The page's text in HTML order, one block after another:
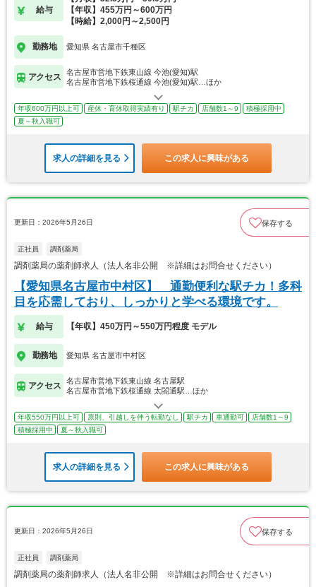
給与
【年収】455万円～600万円
【時給】2,000円～2,500円
勤務地 愛知県 名古屋市千種区
アクセス
名古屋市営地下鉄東山線 今池(愛知)駅
名古屋市営地下鉄桜通線 今池(愛知)駅…ほか
年収600万円以上可 産休・育休取得実績有り 駅チカ 店舗数1～9
積極採用中
夏～秋入職可
求人の詳細を見る この求人に興味がある
更新日：2026年5月26日 保存する
正社員 調剤薬局
調剤薬局の薬剤師求人（法人名非公開 ※詳細はお問合せください）
【愛知県名古屋市中村区】 通勤便利な駅チカ！多科
目を応需しており、しっかりと学べる環境です。
給与 【年収】450万円～550万円程度 モデル
勤務地 愛知県 名古屋市中村区
アクセス
名古屋市営地下鉄東山線 名古屋駅
名古屋市営地下鉄桜通線 太閤通駅…ほか
年収550万円以上可 原則、引越しを伴う転勤なし 駅チカ 車通勤可
店舗数1～9
積極採用中
夏～秋入職可
求人の詳細を見る この求人に興味がある
更新日：2026年5月26日 保存する
正社員 調剤薬局
調剤薬局の薬剤師求人（法人名非公開 ※詳細はお問合せください）